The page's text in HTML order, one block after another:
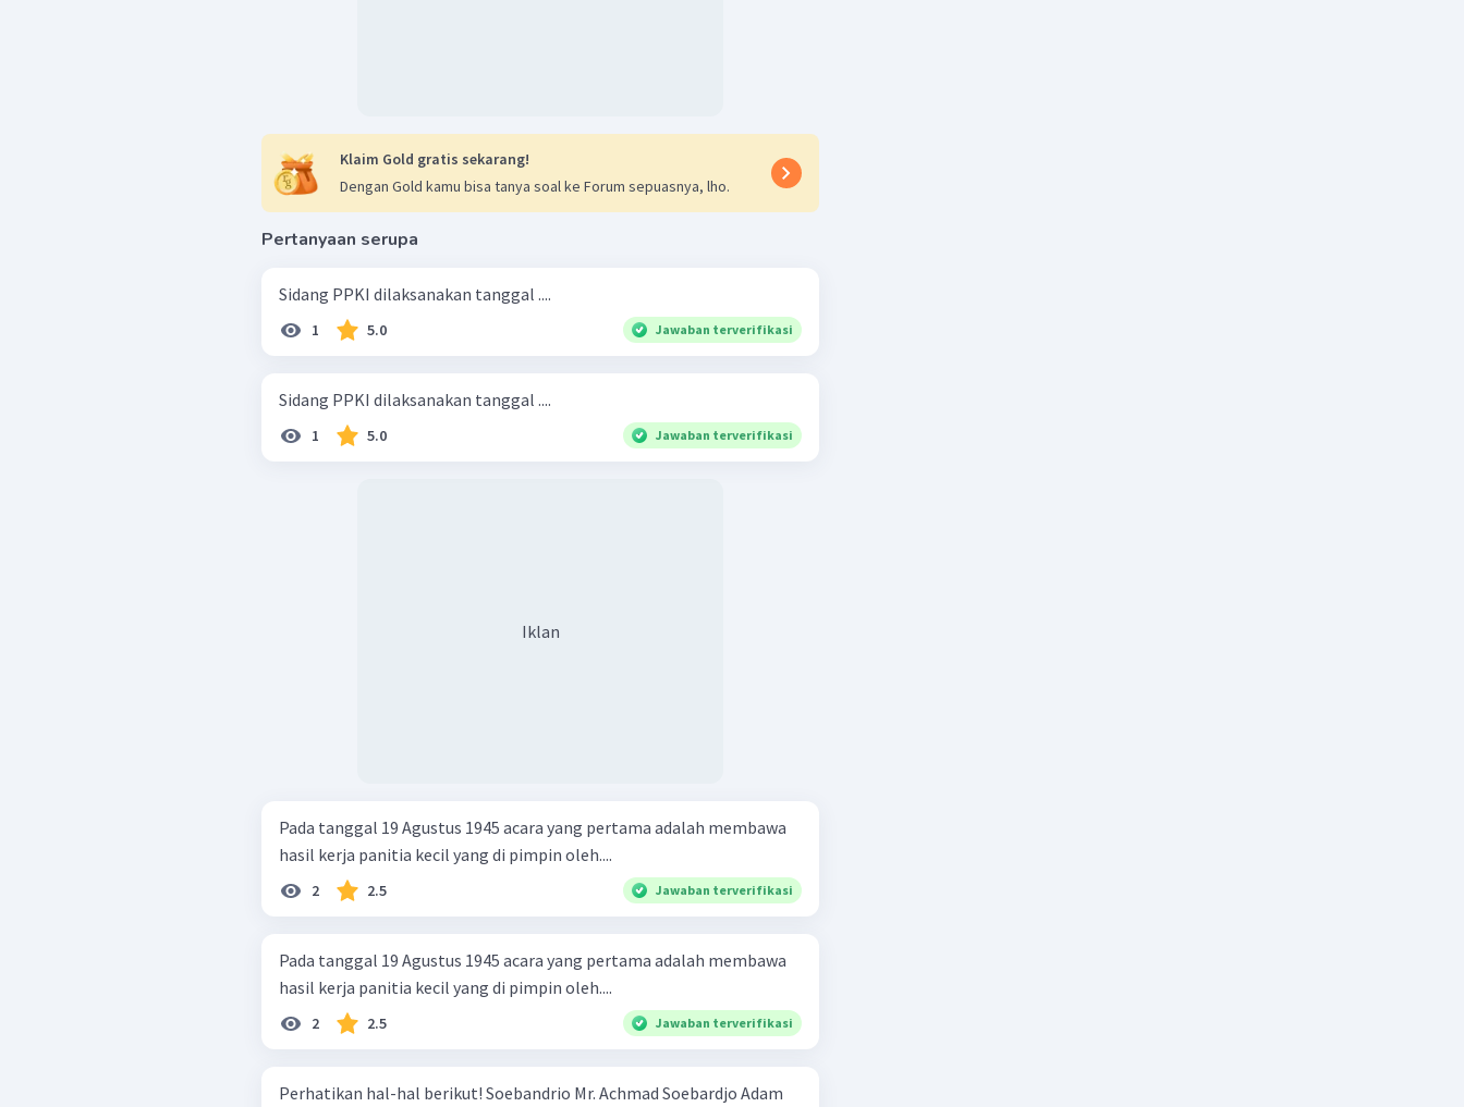
Pembentukan BKR.
Klaim Gold gratis sekarang!
Dengan Gold kamu bisa tanya soal ke Forum sepuasnya, lho.
Pertanyaan serupa
Sidang PPKI dilaksanakan tanggal ....
1 5.0 Jawaban terverifikasi
Sidang PPKI dilaksanakan tanggal ....
1 5.0 Jawaban terverifikasi
Iklan
Pada tanggal 19 Agustus 1945 acara yang pertama adalah membawa
hasil kerja panitia kecil yang di pimpin oleh....
2 2.5 Jawaban terverifikasi
Pada tanggal 19 Agustus 1945 acara yang pertama adalah membawa
hasil kerja panitia kecil yang di pimpin oleh....
2 2.5 Jawaban terverifikasi
Perhatikan hal-hal berikut! Soebandrio Mr. Achmad Soebardjo Adam